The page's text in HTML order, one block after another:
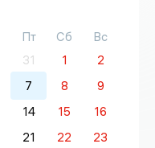
Пт Сб
Вс
31 1
2
7 8
9
14 15
16
21 22
23